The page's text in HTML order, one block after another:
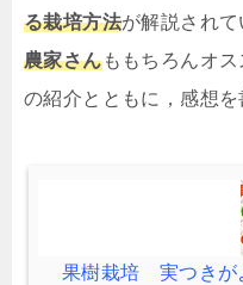
る栽培方法が解説され
農家さんももちろんオ
の紹介とともに，感想を
果樹栽培 実つきが